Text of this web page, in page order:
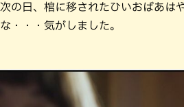
次の日、棺に移されたひいおばあは
な・・・気がしました。